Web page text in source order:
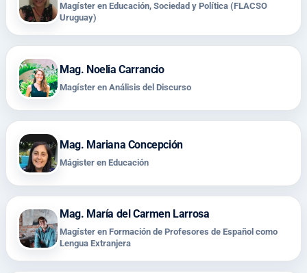
Magíster en Educación, Sociedad y Política (FLACSO
Uruguay)
Mag. Noelia Carrancio
Magíster en Análisis del Discurso
Mag. Mariana Concepción
Mágister en Educación
Mag. María del Carmen Larrosa
Magíster en Formación de Profesores de Español como
Lengua Extranjera